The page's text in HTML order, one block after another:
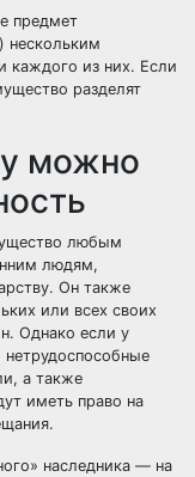
предмет
нескольким
каждого из них. Если
разделят
можно
любым
людям,
Он также
или всех своих
Однако если у
нетрудоспособные
а также
иметь право на
наследника — на